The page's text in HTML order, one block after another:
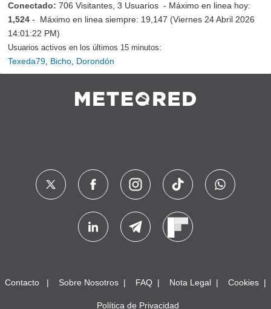
Conectado: 706 Visitantes, 3 Usuarios - Máximo en linea hoy:
1,524 - Máximo en linea siempre: 19,147 (Viernes 24 Abril 2026
14:01:22 PM)
Usuarios activos en los últimos 15 minutos:
Texeda79 Bicho Dorondón
Contacto Sobre Nosotros FAQ Nota Legal Cookies
Política de Privacidad